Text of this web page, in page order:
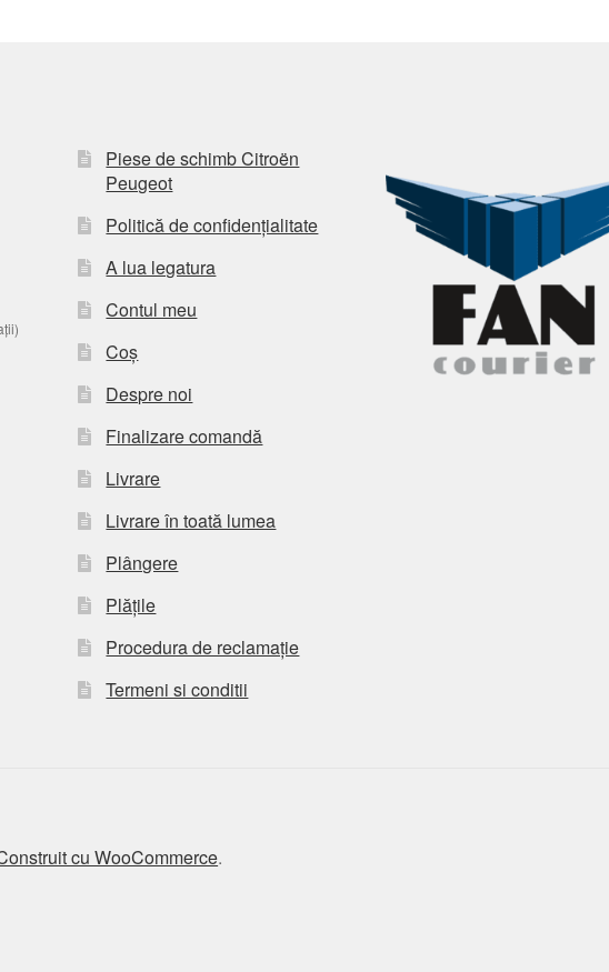
Piese de schimb Citroën
Peugeot
Politică de confidențialitate
A lua legatura
Contul meu
Coș
Despre noi
Finalizare comandă
Livrare
Livrare în toată lumea
Plângere
Plățile
Procedura de reclamație
Termeni si conditii
cu WooCommerce.